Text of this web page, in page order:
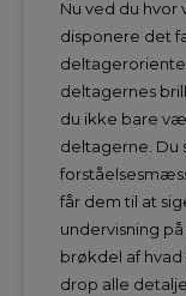
Nu ved du hvor
disponere det
deltagernes
du ikke bare
deltagerne. Du
får dem til at
undervisning
brøkdel af hvad
drop alle